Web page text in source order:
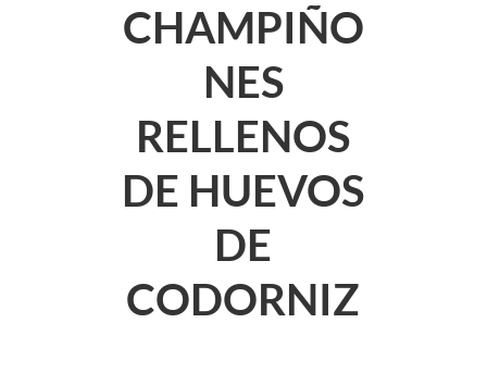
CHAMPIÑO
NES
RELLENOS
DE HUEVOS
DE
CODORNIZ